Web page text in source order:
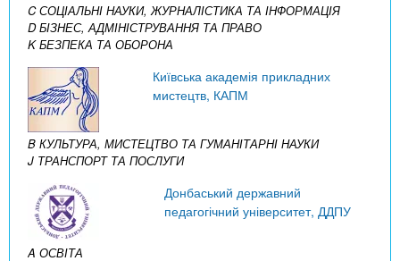
C СОЦІАЛЬНІ НАУКИ, ЖУРНАЛІСТИКА ТА ІНФОРМАЦІЯ
D БІЗНЕС, АДМІНІСТРУВАННЯ ТА ПРАВО
K БЕЗПЕКА ТА ОБОРОНА
Київська академія прикладних
мистецтв, КАПМ
B КУЛЬТУРА, МИСТЕЦТВО ТА ГУМАНІТАРНІ НАУКИ
J ТРАНСПОРТ ТА ПОСЛУГИ
Донбаський державний
педагогічний університет, ДДПУ
A ОСВІТА